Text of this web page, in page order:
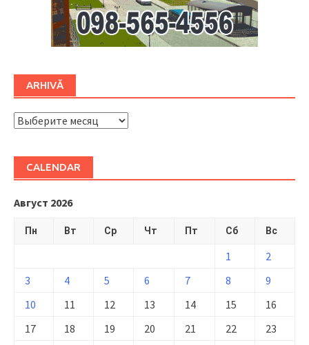
ARHIVĂ
ARHIVĂ
CALENDAR
Август 2026
Пн Вт Ср Чт Пт Сб Вс
1
2
3
4 5 6 7 8
9
10
11 12 13 14 15
16
17
18 19 20 21 22
23